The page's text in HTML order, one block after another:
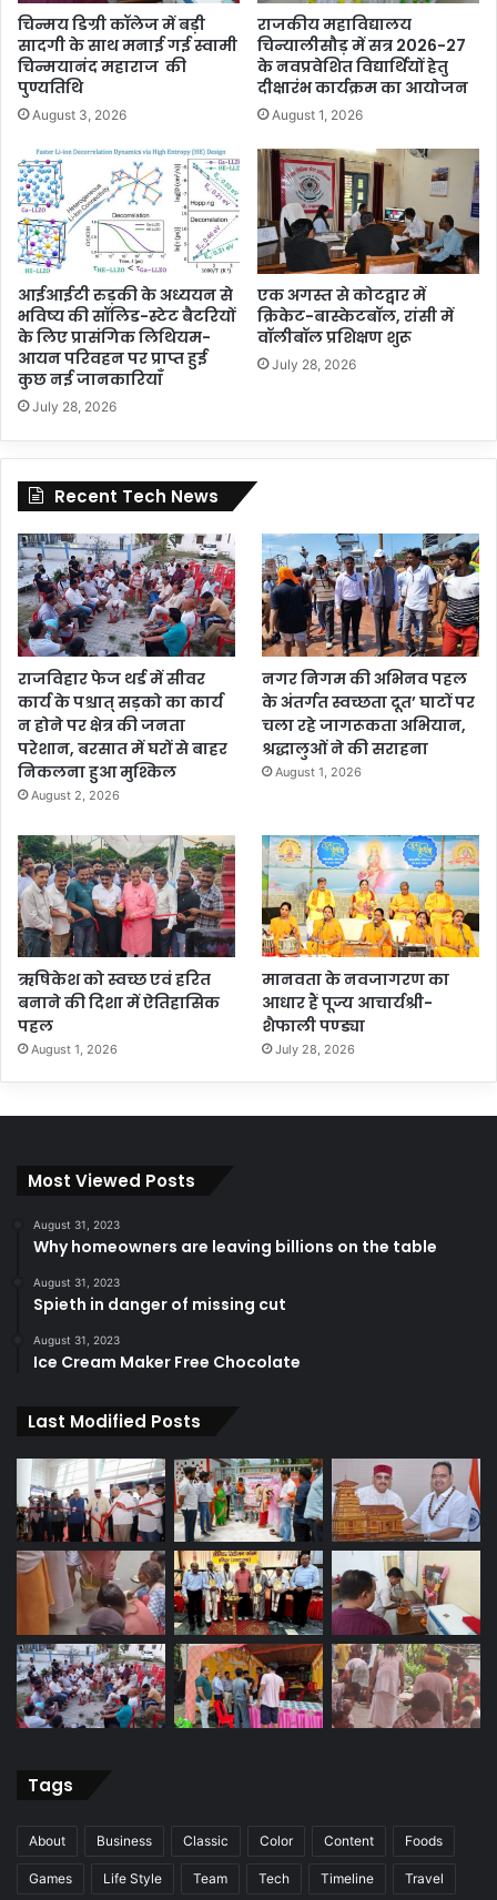
चिन्मय डिग्री कॉलेज में बड़ी
सादगी के साथ मनाई गई स्वामी
चिन्मयानंद महाराज की
पुण्यतिथि
August 3, 2026
राजकीय महाविद्यालय
चिन्यालीसौड़ में सत्र 2026-27
के नवप्रवेशित विद्यार्थियों हेतु
दीक्षारंभ कार्यक्रम का आयोजन
August 1, 2026
आईआईटी रुड़की के अध्ययन से
भविष्य की सॉलिड-स्टेट बैटरियों
के लिए प्रासंगिक लिथियम-
आयन परिवहन पर प्राप्त हुई
कुछ नई जानकारियाँ
July 28, 2026
एक अगस्त से कोटद्वार में
क्रिकेट-बास्केटबॉल, रांसी में
वॉलीबॉल प्रशिक्षण शुरू
July 28, 2026
Recent Tech News
राजविहार फेज थर्ड में सीवर
कार्य के पश्चात् सड़को का कार्य
न होने पर क्षेत्र की जनता
परेशान, बरसात में घरों से बाहर
निकलना हुआ मुश्किल
August 2, 2026
नगर निगम की अभिनव पहल
के अंतर्गत स्वच्छता दूत’ घाटों पर
चला रहे जागरूकता अभियान,
श्रद्धालुओं ने की सराहना
August 1, 2026
ऋषिकेश को स्वच्छ एवं हरित
बनाने की दिशा में ऐतिहासिक
पहल
August 1, 2026
मानवता के नवजागरण का
आधार हैं पूज्य आचार्यश्री-
शैफाली पण्ड्या
July 28, 2026
Most Viewed Posts
August 31, 2023
Why homeowners are leaving billions on the table
August 31, 2023
Spieth in danger of missing cut
August 31, 2023
Ice Cream Maker Free Chocolate
Last Modified Posts
Tags
About Business Classic Color Content Foods
Games Life Style Team Tech Timeline Travel